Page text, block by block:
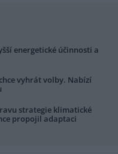
energetické účinnosti a
vyhrát volby. Nabízí
strategie klimatické
propojil adaptaci